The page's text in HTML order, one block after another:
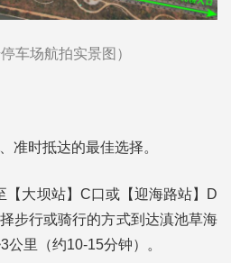
车场航拍实景图）
准时抵达的最佳选择。
【大坝站】C口或【迎海路站】D
步行或骑行的方式到达滇池草海
里（约10-15分钟）。